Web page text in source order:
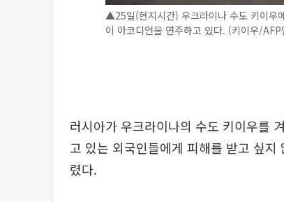
▲25일(현지시간) 우크라이나 수도 키이우
이 아코디언을 연주하고 있다. (키이우/AFP
러시아가 우크라이나의 수도 키이우를
고 있는 외국인들에게 피해를 받고 싶
렸다.